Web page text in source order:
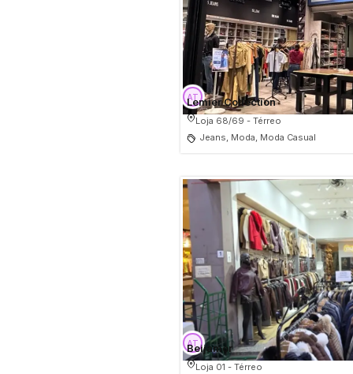
Lemier Collection
Loja 68/69 - Térreo
Jeans, Moda, Moda Casual
Beijamor
Loja 01 - Térreo